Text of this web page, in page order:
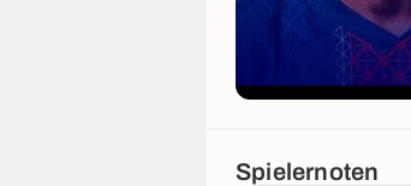
Spielernoten